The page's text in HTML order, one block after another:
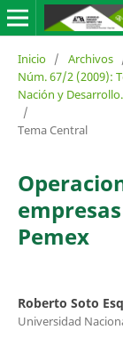
Inicio / Archivos
Núm. 67/2 (2009):
Nación y
/
Tema Central
Pemex
Roberto Soto
Universidad